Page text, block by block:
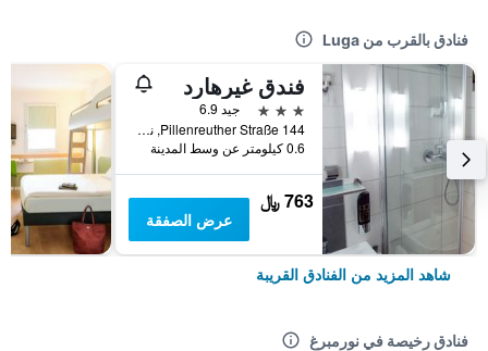
فنادق بالقرب من Luga
فندق غيرهارد
3 نجوم
جيد 6.9
Pillenreuther Straße 144, نورمبرغ, بافاريا, ألمانيا
0.6 كيلومتر عن وسط المدينة
763 ﷼
عرض الصفقة
شاهد المزيد من الفنادق القريبة
فنادق رخيصة في نورمبرغ